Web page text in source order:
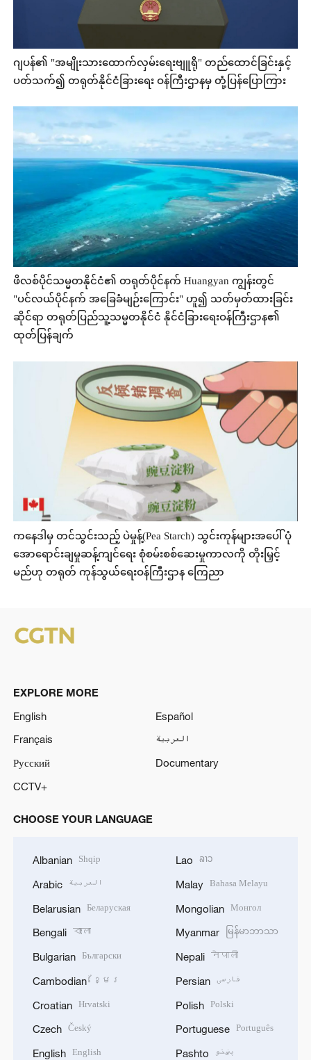
ဂျပန်၏ "အမျိုးသားထောက်လှမ်းရေးဗျူရို" တည်ထောင်ခြင်းနှင့်
ပတ်သက်၍ တရုတ်နိုင်ငံခြားရေး ဝန်ကြီးဌာနမှ တုံ့ပြန်ပြောကြား
ဖိလစ်ပိုင်သမ္မတနိုင်ငံ၏ တရုတ်ပိုင်နက် Huangyan ကျွန်းတွင်
"ပင်လယ်ပိုင်နက် အခြေခံမျဉ်းကြောင်း" ဟူ၍ သတ်မှတ်ထားခြင်း
ဆိုင်ရာ တရုတ်ပြည်သူ့သမ္မတနိုင်ငံ နိုင်ငံခြားရေးဝန်ကြီးဌာန၏
ထုတ်ပြန်ချက်
ကနေဒါမှ တင်သွင်းသည့် ပဲမှုန့်(Pea Starch) သွင်းကုန်များအပေါ် ပုံ
အောရောင်းချမှုဆန့်ကျင်ရေး စုံစမ်းစစ်ဆေးမှုကာလကို တိုးမြှင့်
မည်ဟု တရုတ် ကုန်သွယ်ရေးဝန်ကြီးဌာန ကြေညာ
EXPLORE MORE
English
Español
Français
العربية
Русский
Documentary
CCTV+
CHOOSE YOUR LANGUAGE
Albanian Shqip
Arabic العربية
Belarusian Беларуская
Bengali বাংলা
Bulgarian Български
Cambodian ខ្មែរ
Croatian Hrvatski
Czech Český
English English
Lao ລາວ
Malay Bahasa Melayu
Mongolian Монгол
Myanmar မြန်မာဘာသာ
Nepali नेपाली
Persian فارسی
Polish Polski
Portuguese Português
Pashto پښتو